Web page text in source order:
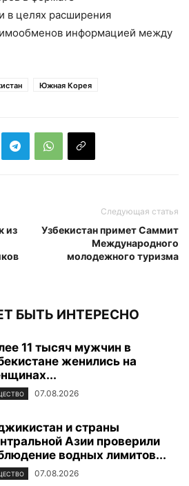
в целях расширения
информацией между
Южная Корея
из
Следующая статья
Узбекистан примет Саммит
Международного
молодежного туризма
БЫТЬ ИНТЕРЕСНО
11 тысяч мужчин в
женились на
07.08.2026
и страны
Азии проверили
водных лимитов...
07.08.2026